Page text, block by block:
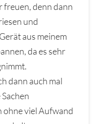
freuen, denn dann
und
aus meinem
da es sehr
dann auch mal
ohne viel Aufwand